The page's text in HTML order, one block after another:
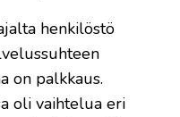
henkilöstö
on palkkaus.
oli vaihtelua eri